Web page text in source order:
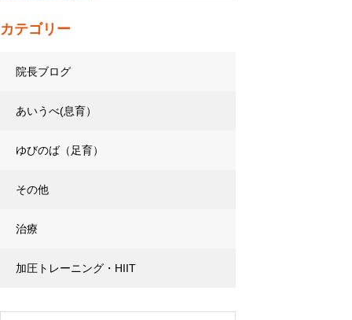
カテゴリー
院長ブログ
あいうべ(息育）
ゆびのば（足育）
その他
治療
加圧トレーニング・HIIT